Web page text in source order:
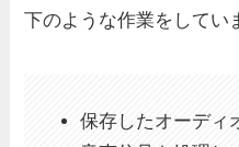
下のような作業をしてい
保存したオーディ